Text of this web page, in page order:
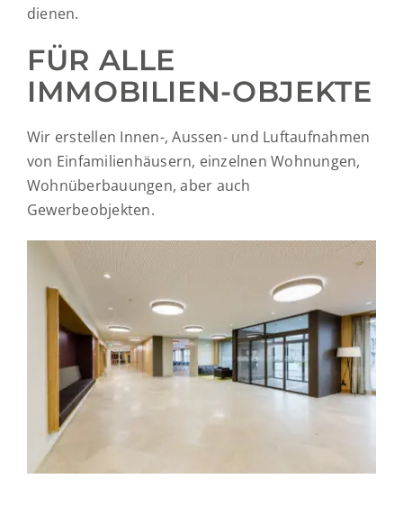
dienen.
FÜR ALLE
IMMOBILIEN-OBJEKTE
Wir erstellen Innen-, Aussen- und Luftaufnahmen
von Einfamilienhäusern, einzelnen Wohnungen,
Wohnüberbauungen, aber auch
Gewerbeobjekten.